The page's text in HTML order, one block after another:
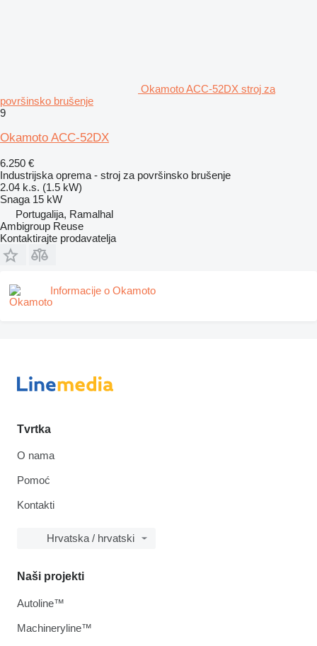
Okamoto ACC-52DX stroj za
površinsko brušenje
9
Okamoto ACC-52DX
6.250 €
Industrijska oprema - stroj za površinsko brušenje
2.04 k.s. (1.5 kW)
Snaga 15 kW
Portugalija, Ramalhal
Ambigroup Reuse
Kontaktirajte prodavatelja
Informacije o Okamoto
Tvrtka
O nama
Pomoć
Kontakti
Hrvatska / hrvatski
Naši projekti
Autoline™
Machineryline™